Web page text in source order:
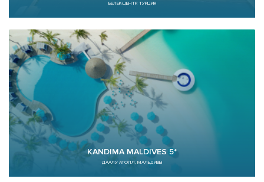
БЕЛЕК-ЦЕНТР, ТУРЦИЯ
KANDIMA MALDIVES 5*
ДААЛУ АТОЛЛ, МАЛЬДИВЫ